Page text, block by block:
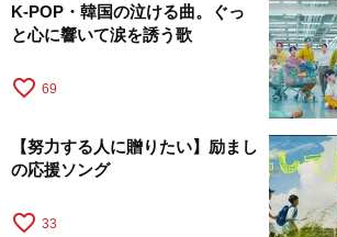
K-POP・韓国の泣ける曲。ぐっ
と心に響いて涙を誘う歌
favorite_border 69
【努力する人に贈りたい】励まし
の応援ソング
favorite_border 33